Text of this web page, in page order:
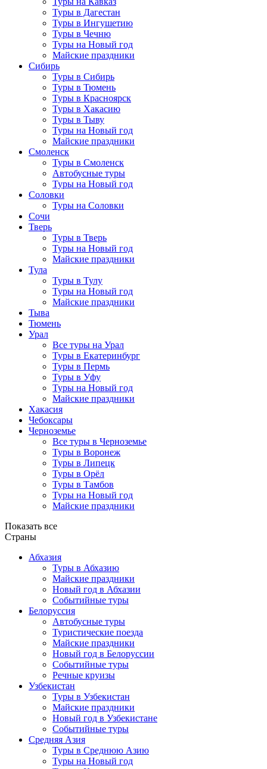
Туры в Дагестан
Туры в Ингушетию
Туры в Чечню
Туры на Новый год
Майские праздники
Сибирь
Туры в Сибирь
Туры в Тюмень
Туры в Красноярск
Туры в Хакасию
Туры в Тыву
Туры на Новый год
Майские праздники
Смоленск
Туры в Смоленск
Автобусные туры
Туры на Новый год
Соловки
Туры на Соловки
Сочи
Тверь
Туры в Тверь
Туры на Новый год
Майские праздники
Тула
Туры в Тулу
Туры на Новый год
Майские праздники
Тыва
Тюмень
Урал
Все туры на Урал
Туры в Екатеринбург
Туры в Пермь
Туры в Уфу
Туры на Новый год
Майские праздники
Хакасия
Чебоксары
Черноземье
Все туры в Черноземье
Туры в Воронеж
Туры в Липецк
Туры в Орёл
Туры в Тамбов
Туры на Новый год
Майские праздники
Показать все
Страны
Абхазия
Туры в Абхазию
Майские праздники
Новый год в Абхазии
Событийные туры
Белоруссия
Автобусные туры
Туристические поезда
Майские праздники
Новый год в Белоруссии
Событийные туры
Речные круизы
Узбекистан
Туры в Узбекистан
Майские праздники
Новый год в Узбекистане
Событийные туры
Средняя Азия
Туры в Среднюю Азию
Туры на Новый год